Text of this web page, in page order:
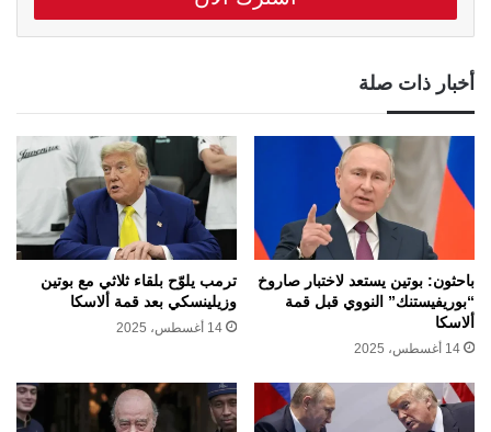
أخبار ذات صلة
باحثون: بوتين يستعد لاختبار صاروخ
“بوريفيستنك” النووي قبل قمة
ألاسكا
14 أغسطس، 2025
ترمب يلوّح بلقاء ثلاثي مع بوتين
وزيلينسكي بعد قمة ألاسكا
14 أغسطس، 2025